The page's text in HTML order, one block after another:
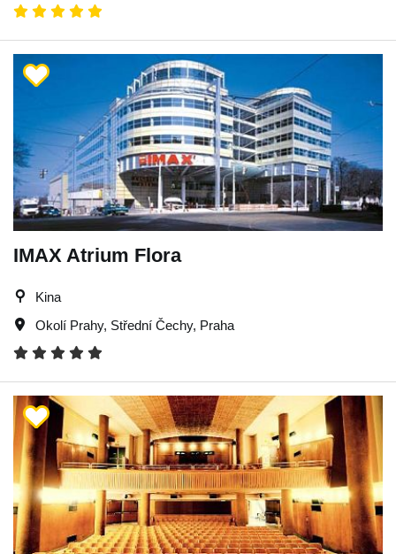
IMAX Atrium Flora
Kina
Okolí Prahy, Střední Čechy, Praha